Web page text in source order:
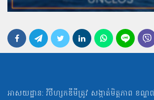
អាសយដ្ឋាន: វិថីហ្សកឌីមីត្រូវ សង្កាត់មិត្ដភាព ខណ្ឌ៧